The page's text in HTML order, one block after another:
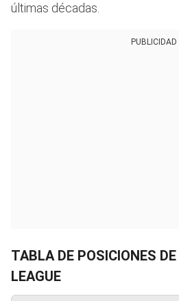
últimas décadas.
PUBLICIDAD
TABLA DE POSICIONES
LEAGUE